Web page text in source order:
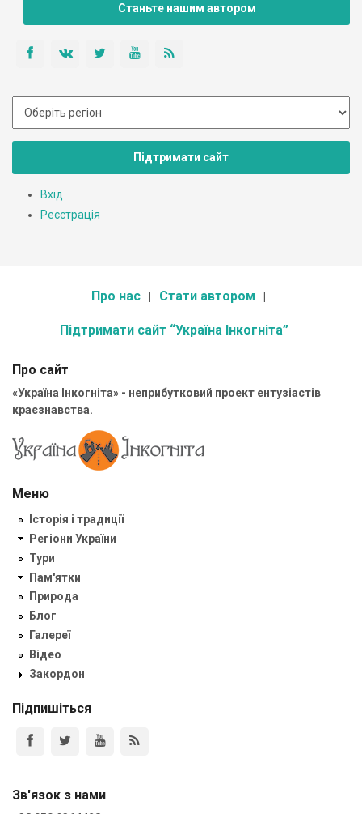
Станьте нашим автором
Підтримати сайт
Вхід
Реєстрація
Про нас Стати автором
Підтримати сайт “Україна Інкогніта”
Про сайт
«Україна Інкогніта» - неприбутковий проект ентузіастів
краєзнавства.
Меню
Історія і традиції
Регіони України
Тури
Пам'ятки
Природа
Блог
Галереї
Відео
Закордон
Підпишіться
Зв'язок з нами